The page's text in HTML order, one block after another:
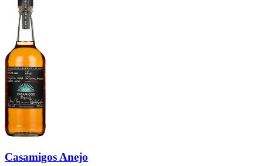
Casamigos Anejo